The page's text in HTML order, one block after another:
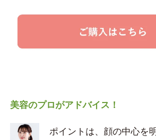
美容のプロがアドバイス！
ポイントは、顔の中心を